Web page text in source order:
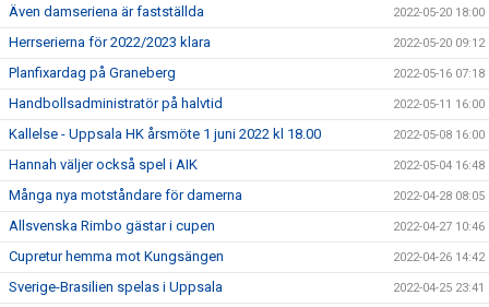
Även damseriena är fastställda 2022-05-20 18:00
Herrserierna för 2022/2023 klara 2022-05-20 09:12
Planfixardag på Graneberg 2022-05-16 07:18
Handbollsadministratör på halvtid 2022-05-11 16:00
Kallelse - Uppsala HK årsmöte 1 juni 2022 kl 18.00 2022-05-08 16:00
Hannah väljer också spel i AIK 2022-05-04 16:48
Många nya motståndare för damerna 2022-04-28 08:05
Allsvenska Rimbo gästar i cupen 2022-04-27 10:46
Cupretur hemma mot Kungsängen 2022-04-26 14:42
Sverige-Brasilien spelas i Uppsala 2022-04-25 23:41